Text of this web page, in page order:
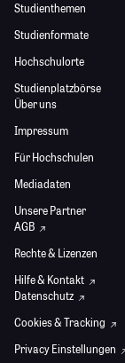
Studienthemen
Studienformate
Hochschulorte
Studienplatzbörse
Über uns
Impressum
Für Hochschulen
Mediadaten
Unsere Partner
AGB
Rechte & Lizenzen
Hilfe & Kontakt
Datenschutz
Cookies & Tracking
Privacy Einstellungen